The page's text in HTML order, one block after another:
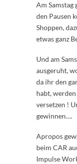
Am Samstag
den Pausen
Shoppen,
etwas ganz
Und am
ausgeruht,
da ihr den
habt,
versetzen !
gewinnen….
Apropos
beim CAR
Impulse